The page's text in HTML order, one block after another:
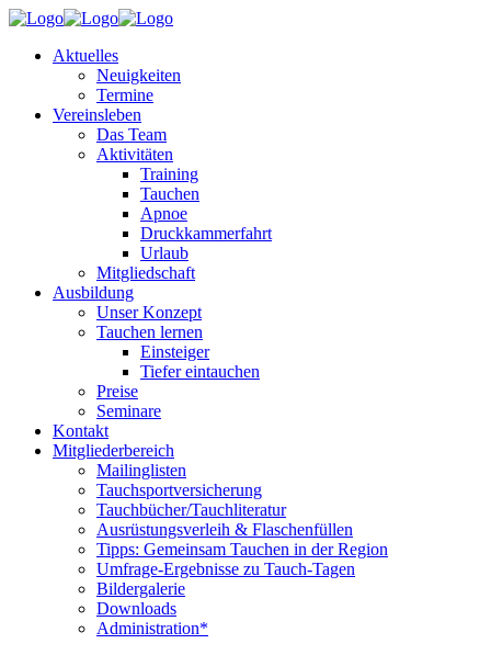
Aktuelles
Neuigkeiten
Termine
Vereinsleben
Das Team
Aktivitäten
Training
Tauchen
Apnoe
Druckkammerfahrt
Urlaub
Mitgliedschaft
Ausbildung
Unser Konzept
Tauchen lernen
Einsteiger
Tiefer eintauchen
Preise
Seminare
Kontakt
Mitgliederbereich
Mailinglisten
Tauchsportversicherung
Tauchbücher/Tauchliteratur
Ausrüstungsverleih & Flaschenfüllen
Tipps: Gemeinsam Tauchen in der Region
Umfrage-Ergebnisse zu Tauch-Tagen
Bildergalerie
Downloads
Administration*